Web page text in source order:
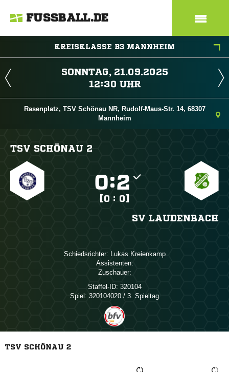
FUSSBALL.DE
KREISKLASSE B3 MANNHEIM
 
 
Rasenplatz, TSV Schönau NR, Rudolf-Maus-Str. 14, 68307
Mannheim
TSV SCHÖNAU 2
:
[0 : 0]
SV LAUDENBACH
Schiedsrichter:  
Assistenten:
Zuschauer:
Staffel-ID: 320104
Spiel: 320104020 / 3. Spieltag
TSV SCHÖNAU 2